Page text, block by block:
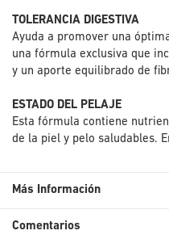
TOLERANCIA DIGESTIVA
Ayuda a promover una
una fórmula exclusiva que
y un aporte equilibrado de
ESTADO DEL PELAJE
Esta fórmula contiene
de la piel y pelo saludables.
Más Información
Comentarios